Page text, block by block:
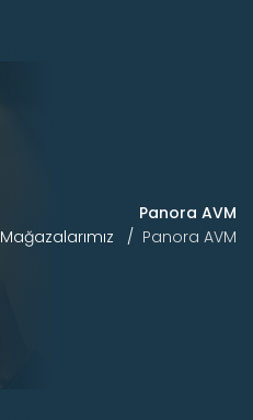
Panora AVM
Mağazalarımız Panora AVM